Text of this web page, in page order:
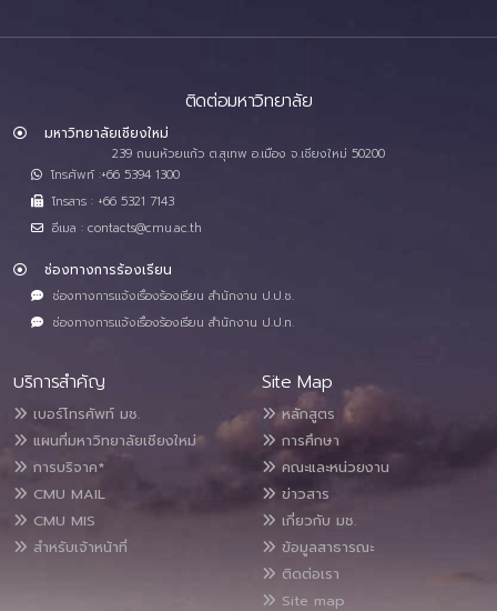
ติดต่อมหาวิทยาลัย
มหาวิทยาลัยเชียงใหม่
239 ถนนห้วยแก้ว ต.สุเทพ อ.เมือง จ.เชียงใหม่ 50200
โทรศัพท์ :+66 5394 1300
โทรสาร : +66 5321 7143
อีเมล : contacts@cmu.ac.th
ช่องทางการร้องเรียน
ช่องทางการแจ้งเรื่องร้องเรียน สำนักงาน ป.ป.ช.
ช่องทางการแจ้งเรื่องร้องเรียน สำนักงาน ป.ป.ท.
บริการสำคัญ
เบอร์โทรศัพท์ มช.
แผนที่มหาวิทยาลัยเชียงใหม่
การบริจาค*
CMU MAIL
CMU MIS
สำหรับเจ้าหน้าที่
Site Map
หลักสูตร
การศึกษา
คณะและหน่วยงาน
ข่าวสาร
เกี่ยวกับ มช.
ข้อมูลสาธารณะ
ติดต่อเรา
Site map